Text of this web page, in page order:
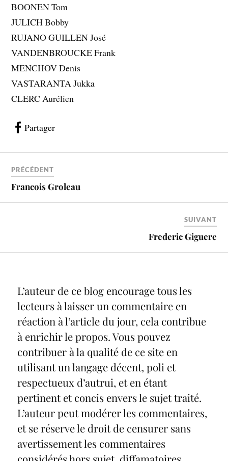
BOONEN Tom
JULICH Bobby
RUJANO GUILLEN José
VANDENBROUCKE Frank
MENCHOV Denis
VASTARANTA Jukka
CLERC Aurélien
Partager
PRÉCÉDENT
Francois Groleau
SUIVANT
Frederic Giguere
L’auteur de ce blog encourage tous les
lecteurs à laisser un commentaire en
réaction à l’article du jour, cela contribue
à enrichir le propos. Vous pouvez
contribuer à la qualité de ce site en
utilisant un langage décent, poli et
respectueux d’autrui, et en étant
pertinent et concis envers le sujet traité.
L’auteur peut modérer les commentaires,
et se réserve le droit de censurer sans
avertissement les commentaires